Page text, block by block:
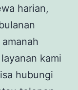
harian,
kami
hubungi